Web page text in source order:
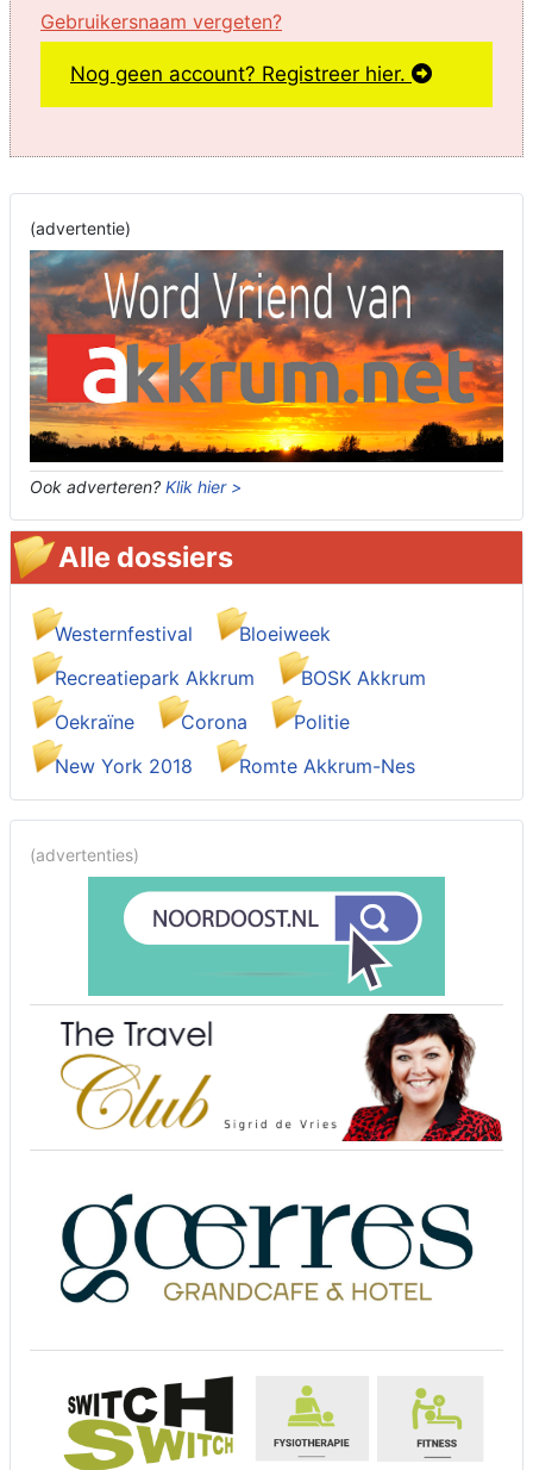
Gebruikersnaam vergeten?
Nog geen account? Registreer hier.
(advertentie)
Ook adverteren? Klik hier >
Alle dossiers
Westernfestival
Bloeiweek
Recreatiepark Akkrum
BOSK Akkrum
Oekraïne
Corona
Politie
New York 2018
Romte Akkrum-Nes
(advertenties)